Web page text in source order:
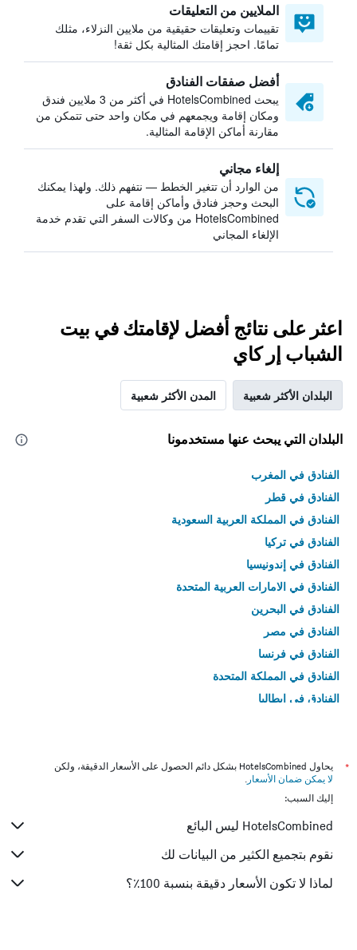
الملايين من التعليقات
تقييمات وتعليقات حقيقية من ملايين النزلاء، مثلك
تمامًا. احجز إقامتك المثالية بكل ثقة!
أفضل صفقات الفنادق
يبحث HotelsCombined في أكثر من 3 ملايين فندق
ومكان إقامة ويجمعهم في مكان واحد حتى تتمكن من
مقارنة أماكن الإقامة المثالية.
إلغاء مجاني
من الوارد أن تتغير الخطط — نتفهم ذلك. ولهذا يمكنك
البحث وحجز فنادق وأماكن إقامة على
HotelsCombined من وكالات السفر التي تقدم خدمة
الإلغاء المجاني
اعثر على نتائج أفضل لإقامتك في بيت
الشباب إر كاي
البلدان الأكثر شعبية المدن الأكثر شعبية
البلدان التي يبحث عنها مستخدمونا
الفنادق في المغرب
الفنادق في قطر
الفنادق في المملكة العربية السعودية
الفنادق في تركيا
الفنادق في إندونيسيا
الفنادق في الامارات العربية المتحدة
الفنادق في البحرين
الفنادق في مصر
الفنادق في فرنسا
الفنادق في المملكة المتحدة
الفنادق في إيطاليا
*
يحاول HotelsCombined بشكل دائم الحصول على الأسعار الدقيقة، ولكن
لا يمكن ضمان الأسعار .
إليك السبب:
HotelsCombined ليس البائع
نقوم بتجميع الكثير من البيانات لك
لماذا لا تكون الأسعار دقيقة بنسبة 100٪؟